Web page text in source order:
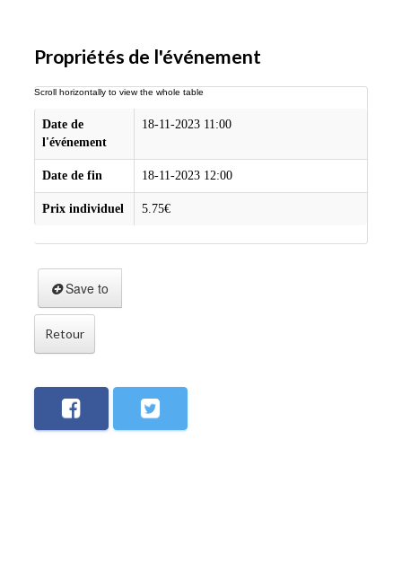
Propriétés de l'événement
Date de
l'événement
18-11-2023 11:00
Date de fin 18-11-2023 12:00
Prix individuel 5.75€
Save to
Retour